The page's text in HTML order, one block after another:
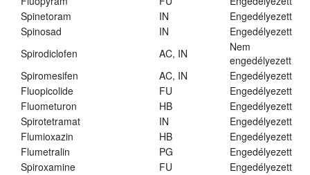
Spinetoram
IN
Engedélyezett
Spinosad
IN
Engedélyezett
Spirodiclofen
AC, IN
Nem
engedélyezett
Spiromesifen
AC, IN
Engedélyezett
Fluopicolide
FU
Engedélyezett
Fluometuron
HB
Engedélyezett
Spirotetramat
IN
Engedélyezett
Flumioxazin
HB
Engedélyezett
Flumetralin
PG
Engedélyezett
Spiroxamine
FU
Engedélyezett